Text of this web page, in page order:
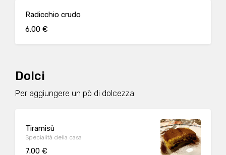
Radicchio crudo
6.00 €
Dolci
Per aggiungere un pò di dolcezza
Tiramisù
Specialità della casa
7.00 €